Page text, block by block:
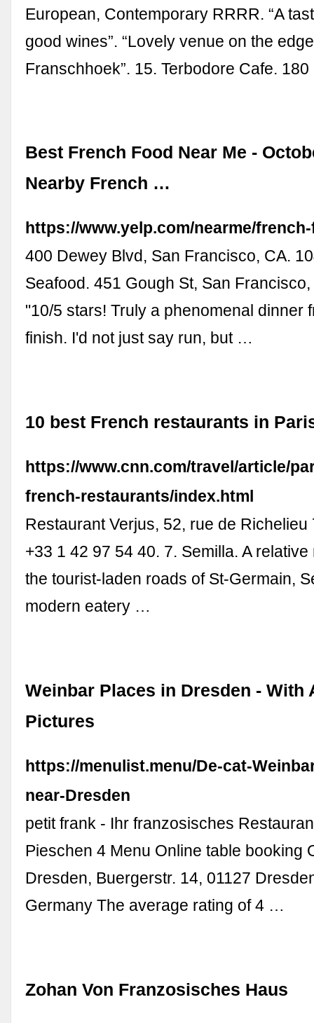
European, Contemporary RRRR. “A
good wines”. “Lovely venue on the
Franschhoek”. 15. Terbodore Cafe.
Best French Food Near Me -
Nearby French …
https://www.yelp.com/nearme/
400 Dewey Blvd, San Francisco, CA.
Seafood. 451 Gough St, San
"10/5 stars! Truly a phenomenal dinner
finish. I'd not just say run, but …
10 best French restaurants in
https://www.cnn.com/travel/article/
french-restaurants/index.html
Restaurant Verjus, 52, rue de Richelieu
+33 1 42 97 54 40. 7. Semilla. A
the tourist-laden roads of St-Germain,
modern eatery …
Weinbar Places in Dresden - With
Pictures
https://menulist.menu/De-cat-
near-Dresden
petit frank - Ihr franzosisches
Pieschen 4 Menu Online table booking
Dresden, Buergerstr. 14, 01127
Germany The average rating of 4 …
Zohan Von Franzosisches Haus